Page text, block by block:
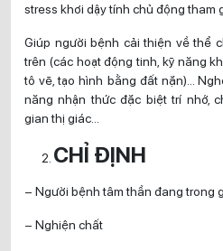
stress khơi dậy tính chủ động tham
Giúp người bệnh cải thiện về thể
trên (các hoạt động tinh, kỹ năng
tô vẽ, tạo hình bằng đất nặn)…
năng nhận thức đặc biệt trí nhớ,
gian thị giác…
CHỈ ĐỊNH
– Người bệnh tâm thần đang trong
– Nghiện chất